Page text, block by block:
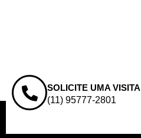
SOLICITE UMA
(11) 95777-2801